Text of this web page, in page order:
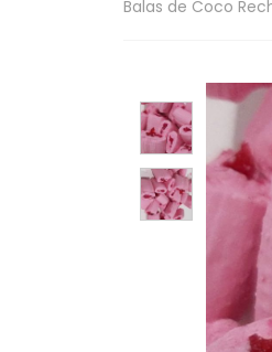
Balas de Coco